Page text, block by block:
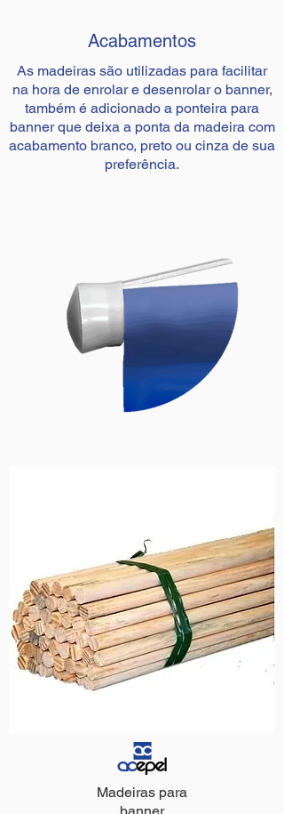
Acabamentos
As madeiras são utilizadas para facilitar
na hora de enrolar e desenrolar o banner,
também é adicionado a ponteira para
banner que deixa a ponta da madeira com
acabamento branco, preto ou cinza de sua
preferência.
Madeiras para